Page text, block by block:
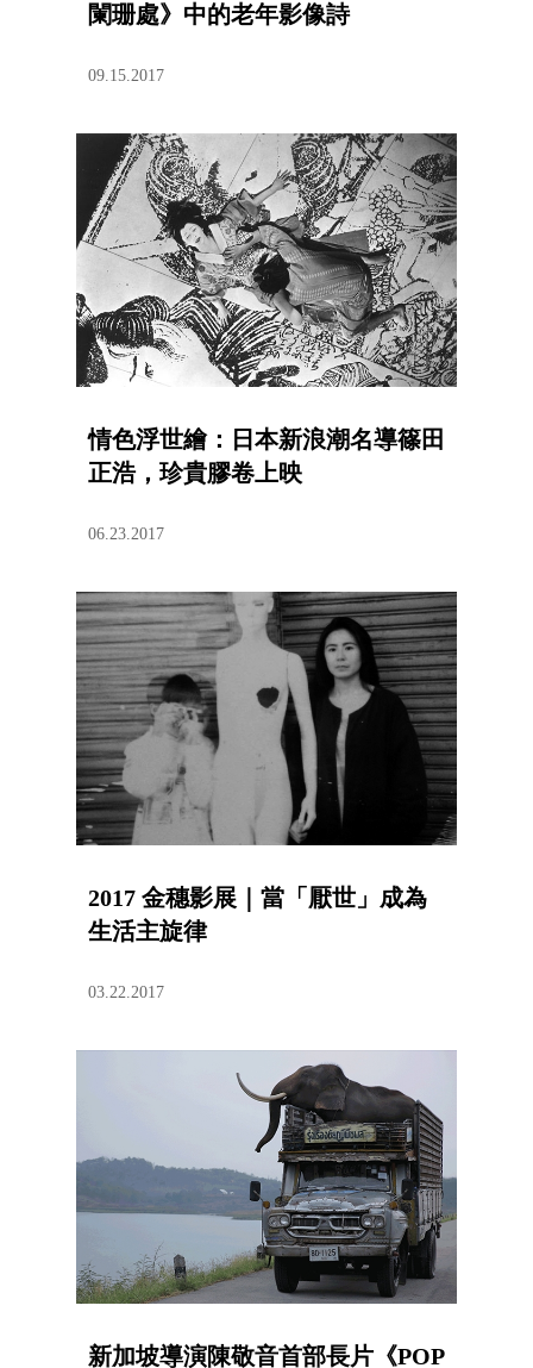
闌珊處》中的老年影像詩
09.15.2017
情色浮世繪：日本新浪潮名導篠田
正浩，珍貴膠卷上映
06.23.2017
2017 金穗影展｜當「厭世」成為
生活主旋律
03.22.2017
新加坡導演陳敬音首部長片《POP